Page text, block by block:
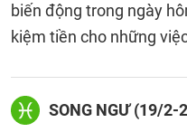
biến động trong ngày
kiệm tiền cho những
SONG NGƯ (19/2-